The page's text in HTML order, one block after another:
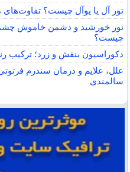
تور آل یا یوآل چیست؟ تفاوت‌های
نور خورشید و دشمن خاموش
چیست؟
دکوراسیون بنفش و زرد؛ ترکیب
علل، علایم و درمان سندرم
سالمندی